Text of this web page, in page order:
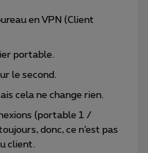
en VPN (Client
portable.
le second.
cela ne change rien.
(portable 1 /
donc, ce n’est pas
client.